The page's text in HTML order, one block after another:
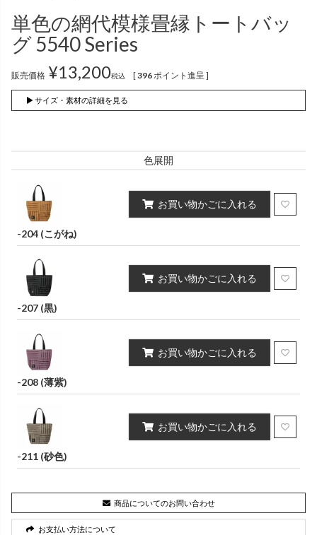
インナー パンツ
麻（無地）
（綿56％、ポリエステル：18％、
麻12%、ラミー12%、
麻プラス （ボーダー）
（綿56%、ポリエステル18%、
かぐらやロール一覧
単色の網代模様畳縁トートバッ
グ 5540 Series
販売価格 ¥13,200税込 [396 ポイント進呈 ]
▶ サイズ・素材の詳細を見る
色展開
-204 (こがね)
お買い物かごに入れる
-207 (黒)
お買い物かごに入れる
-208 (薄紫)
お買い物かごに入れる
-211 (砂色)
お買い物かごに入れる
商品についてのお問い合わせ
お支払い方法について